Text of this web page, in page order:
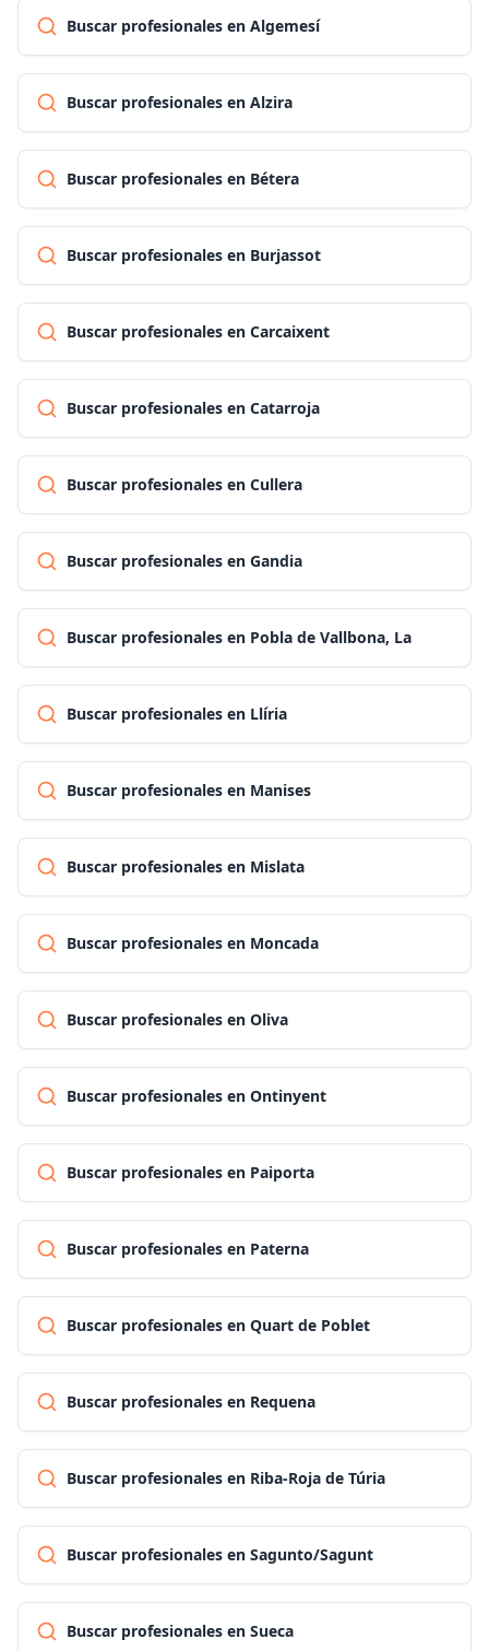
Buscar profesionales en Algemesí
Buscar profesionales en Alzira
Buscar profesionales en Bétera
Buscar profesionales en Burjassot
Buscar profesionales en Carcaixent
Buscar profesionales en Catarroja
Buscar profesionales en Cullera
Buscar profesionales en Gandia
Buscar profesionales en Pobla de Vallbona, La
Buscar profesionales en Llíria
Buscar profesionales en Manises
Buscar profesionales en Mislata
Buscar profesionales en Moncada
Buscar profesionales en Oliva
Buscar profesionales en Ontinyent
Buscar profesionales en Paiporta
Buscar profesionales en Paterna
Buscar profesionales en Quart de Poblet
Buscar profesionales en Requena
Buscar profesionales en Riba-Roja de Túria
Buscar profesionales en Sagunto/Sagunt
Buscar profesionales en Sueca